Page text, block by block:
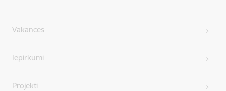
Vakances
Iepirkumi
Projekti